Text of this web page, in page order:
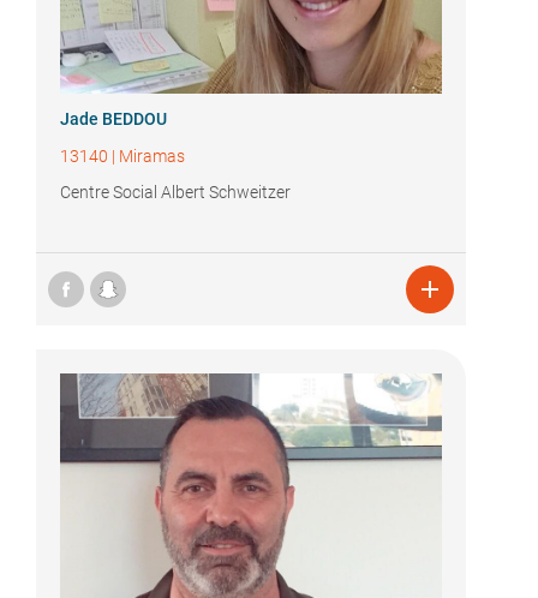
Jade BEDDOU
13140 | Miramas
Centre Social Albert Schweitzer
